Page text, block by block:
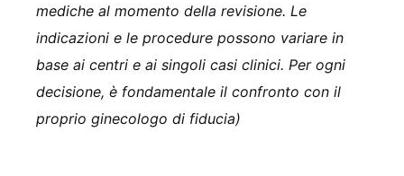
mediche al momento della revisione. Le
indicazioni e le procedure possono variare in
base ai centri e ai singoli casi clinici. Per ogni
decisione, è fondamentale il confronto con il
proprio ginecologo di fiducia)